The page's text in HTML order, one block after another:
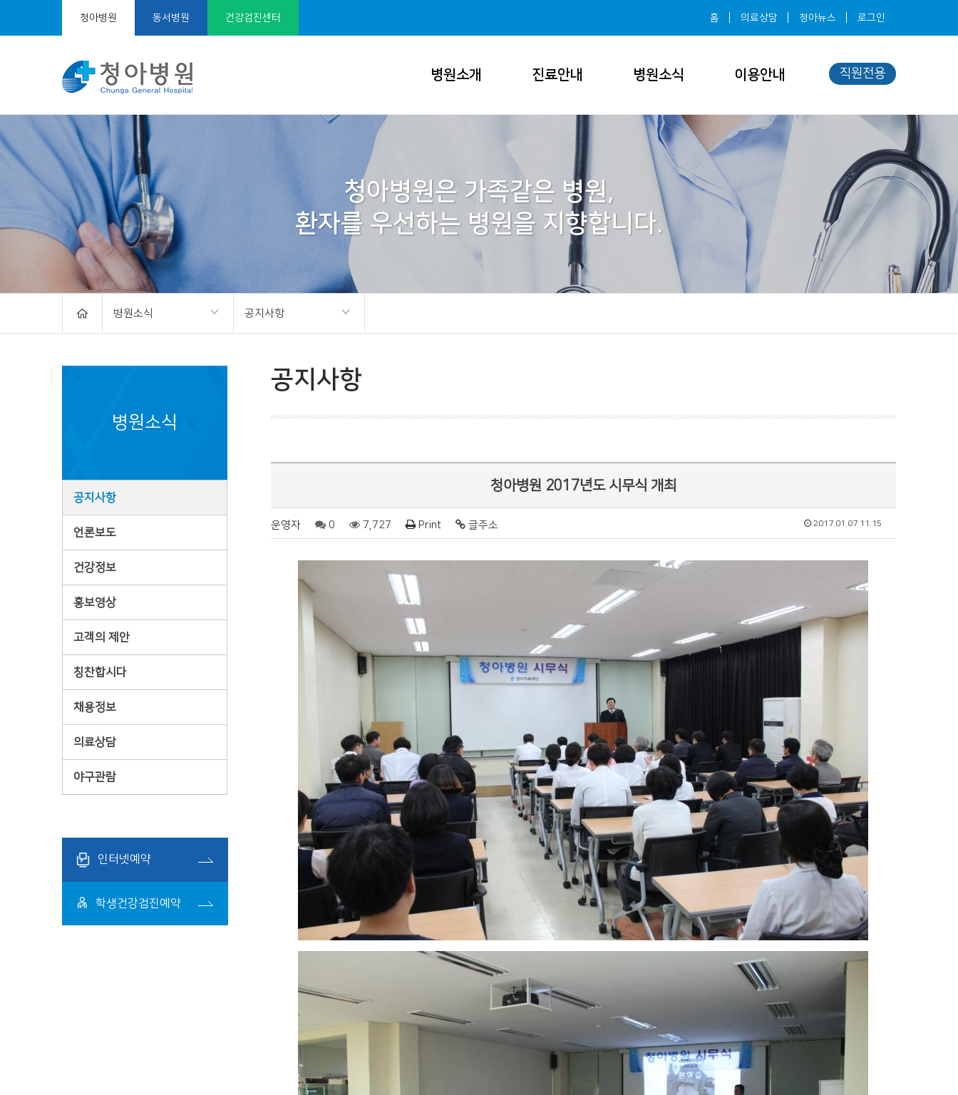
청아병원 동서병원 건강검진센터 홈 의료상담 청아뉴스 로그인
병원소개 진료안내 병원소식 이용안내 직원전용
서
브
얼
청아병원은 가족같은 병원,
병원소식 공지사항
병원소식
공지사항
언론보도
건강정보
홍보영상
고객의 제안
칭찬합시다
채용정보
의료상담
야구관람
인터넷예약
학생건강검진예약
공지사항
청아병원 2017년도 시무식 개최
운영자 0 7,727 Print 글주소 2017.01.07 11:15